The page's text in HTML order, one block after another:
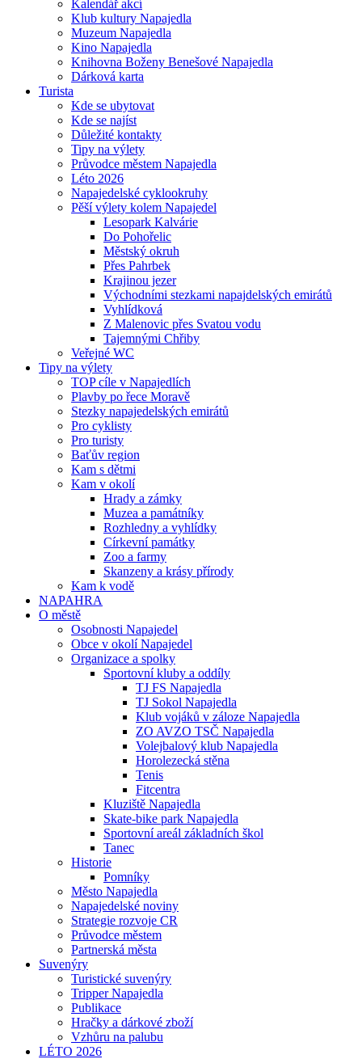
Kalendář akcí
Klub kultury Napajedla
Muzeum Napajedla
Kino Napajedla
Knihovna Boženy Benešové Napajedla
Dárková karta
Turista
Kde se ubytovat
Kde se najíst
Důležité kontakty
Tipy na výlety
Průvodce městem Napajedla
Léto 2026
Napajedelské cyklookruhy
Pěší výlety kolem Napajedel
Lesopark Kalvárie
Do Pohořelic
Městský okruh
Přes Pahrbek
Krajinou jezer
Východními stezkami napajdelských emirátů
Vyhlídková
Z Malenovic přes Svatou vodu
Tajemnými Chřiby
Veřejné WC
Tipy na výlety
TOP cíle v Napajedlích
Plavby po řece Moravě
Stezky napajedelských emirátů
Pro cyklisty
Pro turisty
Baťův region
Kam s dětmi
Kam v okolí
Hrady a zámky
Muzea a památníky
Rozhledny a vyhlídky
Církevní památky
Zoo a farmy
Skanzeny a krásy přírody
Kam k vodě
NAPAHRA
O městě
Osobnosti Napajedel
Obce v okolí Napajedel
Organizace a spolky
Sportovní kluby a oddíly
TJ FS Napajedla
TJ Sokol Napajedla
Klub vojáků v záloze Napajedla
ZO AVZO TSČ Napajedla
Volejbalový klub Napajedla
Horolezecká stěna
Tenis
Fitcentra
Kluziště Napajedla
Skate-bike park Napajedla
Sportovní areál základních škol
Tanec
Historie
Pomníky
Město Napajedla
Napajedelské noviny
Strategie rozvoje CR
Průvodce městem
Partnerská města
Suvenýry
Turistické suvenýry
Tripper Napajedla
Publikace
Hračky a dárkové zboží
Vzhůru na palubu
LÉTO 2026